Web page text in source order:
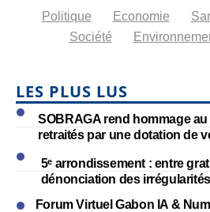
Politique Economie
Société
LES PLUS LUS
SOBRAGA rend hommage
retraités par une dotation de
5ᵉ arrondissement : entre
dénonciation des irrégularités
Forum Virtuel Gabon IA &